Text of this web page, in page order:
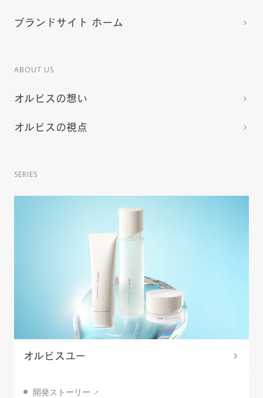
ブランドサイト ホーム
ABOUT US
オルビスの想い
オルビスの視点
SERIES
オルビスユー
開発ストーリー